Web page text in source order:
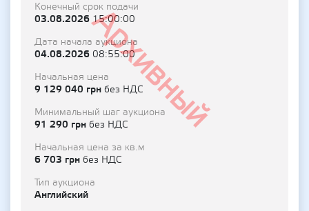
Архивный
Конечный срок подачи
03.08.202615:00:00
Дата начала аукциона
04.08.2026 08:55:00
Начальная цена
9 129 040 грн без НДС
Минимальный шаг аукциона
91 290 грн без НДС
Начальная цена за кв.м
6 703 грн без НДС
Тип аукциона
Английский